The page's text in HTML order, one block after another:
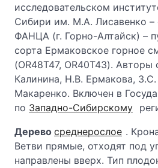
исследовательском
Сибири им. М.А. Лисавенко
ФАНЦА (г. Горно-Алтайск) –
сорта Ермаковское горное
(OR48T47, OR40T43). Авторы
Калинина, Н.В. Ермакова,
Макаренко. Включен в
по Западно-Сибирскому
Дерево среднерослое .
Ветви прямые, отходят под
направлены вверх. Тип